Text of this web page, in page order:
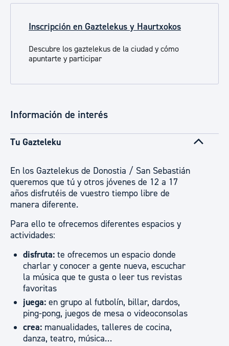
Inscripción en Gaztelekus y Haurtxokos
Descubre los gaztelekus de la ciudad y cómo
apuntarte y participar​​​​
Información de interés
Tu Gazteleku
En los Gaztelekus de Donostia / San Sebastián
queremos que tú y otros jóvenes de 12 a 17
años disfrutéis de vuestro tiempo libre de
manera diferente.
Para ello te ofrecemos diferentes espacios y
actividades:
disfruta: te ofrecemos un espacio donde
charlar y conocer a gente nueva, escuchar
la música que te gusta o leer tus revistas
favoritas
juega: en grupo al futbolín, billar, dardos,
ping-pong, juegos de mesa o videoconsolas
crea: manualidades, talleres de cocina,
danza, teatro, música…